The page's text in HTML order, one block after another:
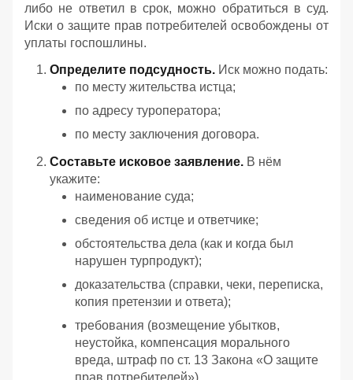
либо не ответил в срок, можно обратиться в суд.
Иски о защите прав потребителей освобождены от
уплаты госпошлины.
Определите подсудность. Иск можно подать:
по месту жительства истца;
по адресу туроператора;
по месту заключения договора.
Составьте исковое заявление. В нём
укажите:
наименование суда;
сведения об истце и ответчике;
обстоятельства дела (как и когда был
нарушен турпродукт);
доказательства (справки, чеки, переписка,
копия претензии и ответа);
требования (возмещение убытков,
неустойка, компенсация морального
вреда, штраф по ст. 13 Закона «О защите
прав потребителей»).